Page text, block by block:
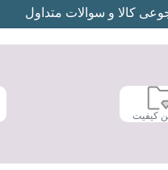
کالا و سوالات متداول
کیفیت